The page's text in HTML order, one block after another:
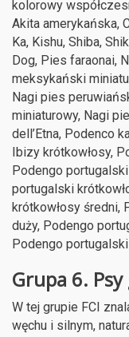
kolorowy
Akita amerykańska,
Ka, Kishu, Shiba,
Dog, Pies faraonai,
meksykański
Nagi pies
miniaturowy, Nagi
dell’Etna, Podenco
Ibizy krótkowłosy,
Podengo
portugalski
krótkowłosy średni,
duży, Podengo
Podengo
Grupa 6.
W tej grupie FCI
węchu i silnym,